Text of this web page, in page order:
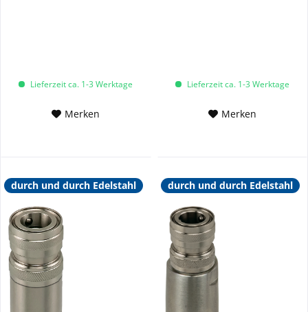
Lieferzeit ca. 1-3 Werktage
Merken
Lieferzeit ca. 1-3 Werktage
Merken
durch und durch Edelstahl durch und durch Edelstahl